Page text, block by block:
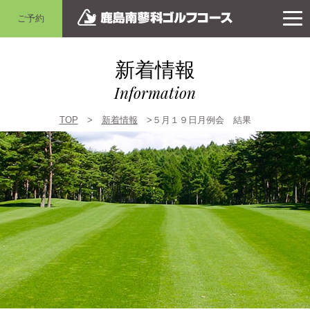
ご予約
新着情報
Information
TOP > 新着情報 >５月１９日月例会 結果